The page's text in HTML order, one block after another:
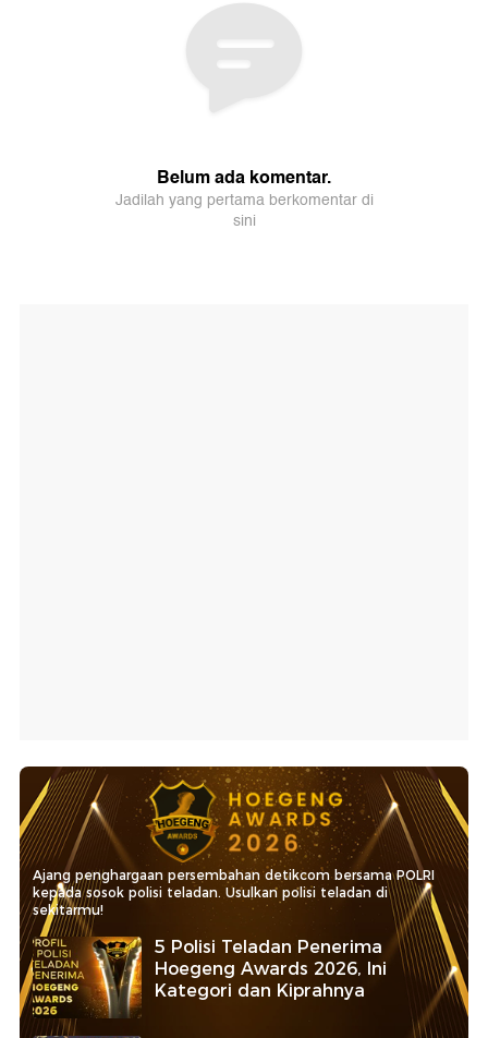
Ajang penghargaan persembahan detikcom bersama POLRI
kepada sosok polisi teladan. Usulkan polisi teladan di
sekitarmu!
5 Polisi Teladan Penerima
Hoegeng Awards 2026, Ini
Kategori dan Kiprahnya